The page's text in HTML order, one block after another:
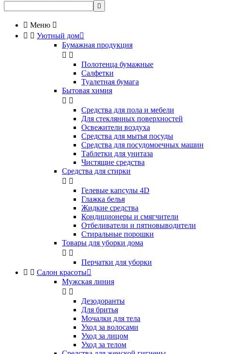

 Меню 
  Уютный дом
Бумажная продукция
 
Полотенца бумажные
Салфетки
Туалетная бумага
Бытовая химия
 
Cредства для пола и мебели
Для стеклянных поверхностей
Освежители воздуха
Средства для мытья посуды
Средства для посудомоечных машин
Таблетки для унитаза
Чистящие средства
Средства для стирки
 
Гелевые капсулы 4D
Глажка белья
Жидкие средства
Кондиционеры и смягчители
Отбеливатели и пятновыводители
Стиральные порошки
Товары для уборки дома
 
Перчатки для уборки
  Салон красоты
Мужская линия
 
Дезодоранты
Для бритья
Мочалки для тела
Уход за волосами
Уход за лицом
Уход за телом